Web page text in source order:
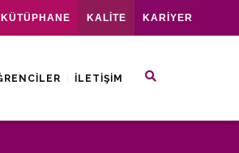
KÜTÜPHANE KALİTE KARİYER
İLETIŞIM